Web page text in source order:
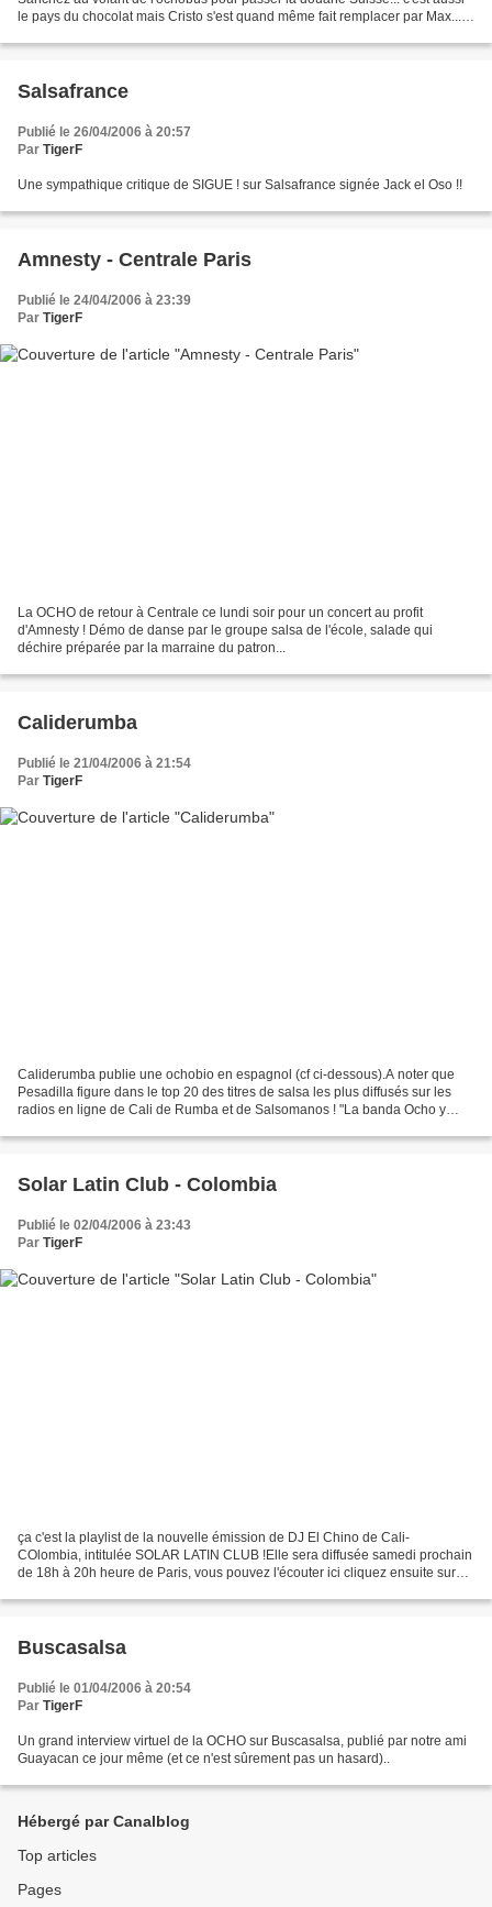
le pays du chocolat mais Cristo s'est quand même fait remplacer par Max....
Salsafrance
Publié le 26/04/2006 à 20:57
Par TigerF
Une sympathique critique de SIGUE ! sur Salsafrance signée Jack el Oso !!
Amnesty - Centrale Paris
Publié le 24/04/2006 à 23:39
Par TigerF
La OCHO de retour à Centrale ce lundi soir pour un concert au profit
d'Amnesty ! Démo de danse par le groupe salsa de l'école, salade qui
déchire préparée par la marraine du patron...
Caliderumba
Publié le 21/04/2006 à 21:54
Par TigerF
Caliderumba publie une ochobio en espagnol (cf ci-dessous).A noter que
Pesadilla figure dans le top 20 des titres de salsa les plus diffusés sur les
radios en ligne de Cali de Rumba et de Salsomanos ! "La banda Ocho y
Solar Latin Club - Colombia
Publié le 02/04/2006 à 23:43
Par TigerF
ça c'est la playlist de la nouvelle émission de DJ El Chino de Cali-
COlombia, intitulée SOLAR LATIN CLUB !Elle sera diffusée samedi prochain
de 18h à 20h heure de Paris, vous pouvez l'écouter ici cliquez ensuite sur
Buscasalsa
Publié le 01/04/2006 à 20:54
Par TigerF
Un grand interview virtuel de la OCHO sur Buscasalsa, publié par notre ami
Guayacan ce jour même (et ce n'est sûrement pas un hasard)..
Hébergé par Canalblog
Top articles
Pages